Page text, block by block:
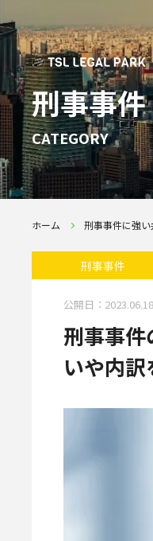
刑事事件
CATEGORY
ホーム 刑事事件に強
刑事事件
公開日： 2023.06.18
刑事事
いや内